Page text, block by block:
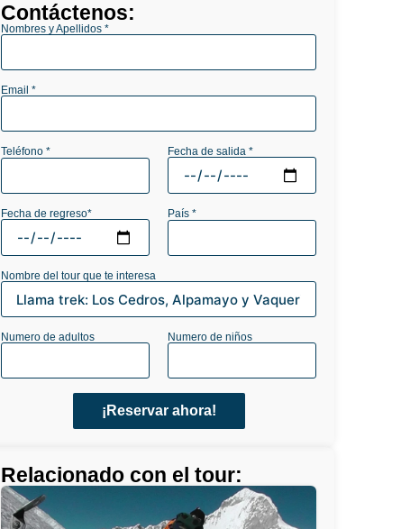
Contáctenos:
Nombres y Apellidos *
Email *
Teléfono * Fecha de salida *
Fecha de regreso* País *
Nombre del tour que te interesa
Numero de adultos Numero de niños
¡Reservar ahora!
Relacionado con el tour: